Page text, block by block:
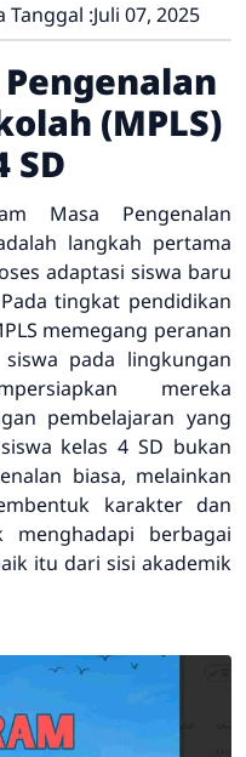
Tanggal :Juli 07, 2025
(MPLS)
SD
Masa Pengenalan
langkah pertama
adaptasi siswa baru
tingkat pendidikan
memegang peranan
pada lingkungan
mereka
pembelajaran yang
kelas 4 SD bukan
biasa, melainkan
karakter dan
menghadapi berbagai
itu dari sisi akademik